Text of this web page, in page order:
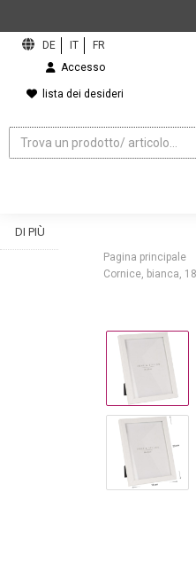
Accesso
lista dei desideri
DI PIÙ
Pagina principale
Cornice, bianca,